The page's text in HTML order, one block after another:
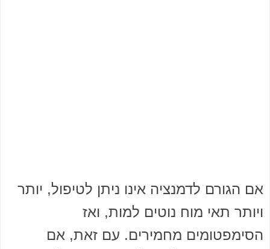
אם הגורם לדמנציה אינו ניתן לטיפול, יותר
ויותר תאי מוח נוטים למות, ואז
הסימפטומים מחמירים. עם זאת, אם